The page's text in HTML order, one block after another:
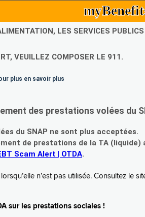
LES SERVICES
VEUILLEZ COMPOSER LE 911.
plus en savoir plus
des prestations volées du
du SNAP ne sont plus acceptées.
de prestations de la TA (liquide)
Scam Alert | OTDA.
n’est pas utilisée. Consultez le
sur les prestations sociales !